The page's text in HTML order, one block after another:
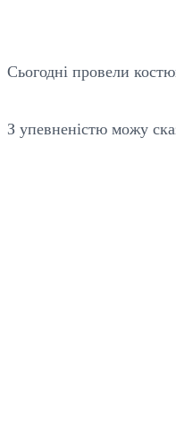
Сьогодні провели
З упевненістю можу